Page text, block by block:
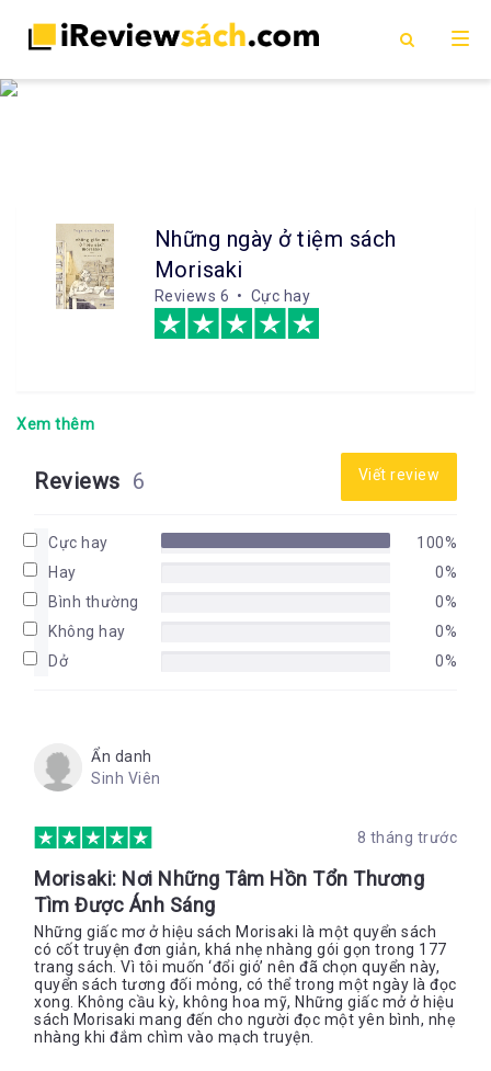
Những ngày ở tiệm sách
Morisaki
Reviews 6 • Cực hay
Xem thêm
Reviews 6 Viết review
Cực hay
100%
Hay
0%
Bình thường
0%
Không hay
0%
Dở
0%
Ẩn danh
Sinh Viên
8 tháng trước
Morisaki: Nơi Những Tâm Hồn Tổn Thương
Tìm Được Ánh Sáng
Những giấc mơ ở hiệu sách Morisaki là một quyển sách
có cốt truyện đơn giản, khá nhẹ nhàng gói gọn trong 177
trang sách. Vì tôi muốn ‘đổi gió’ nên đã chọn quyển này,
quyển sách tương đối mỏng, có thể trong một ngày là đọc
xong. Không cầu kỳ, không hoa mỹ, Những giấc mở ở hiệu
sách Morisaki mang đến cho người đọc một yên bình, nhẹ
nhàng khi đắm chìm vào mạch truyện.